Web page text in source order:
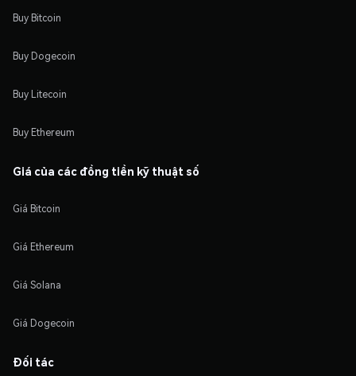
Buy Bitcoin
Buy Dogecoin
Buy Litecoin
Buy Ethereum
Giá của các đồng tiền kỹ thuật số
Giá Bitcoin
Giá Ethereum
Giá Solana
Giá Dogecoin
Đối tác